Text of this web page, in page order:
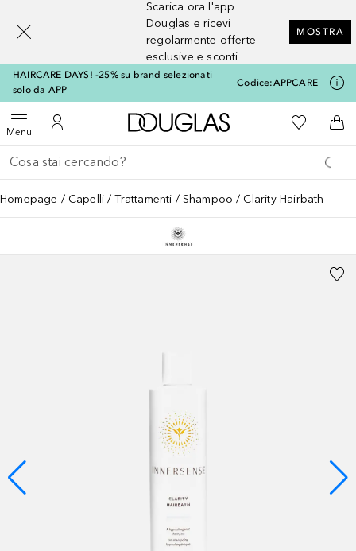
Scarica ora l'app
Douglas e ricevi
regolarmente offerte
esclusive e sconti
MOSTRA
HAIRCARE DAYS! -25% su brand selezionati
solo da APP
Codice:APPCARE
MenuApri menuAl Mio Account
A Douglas HomeAlla Mia
Al
Torna indietro
Esegui ricerca
Homepage Capelli Trattamenti Shampoo Clarity Hairbath
[navigation.slideout.screenreader]